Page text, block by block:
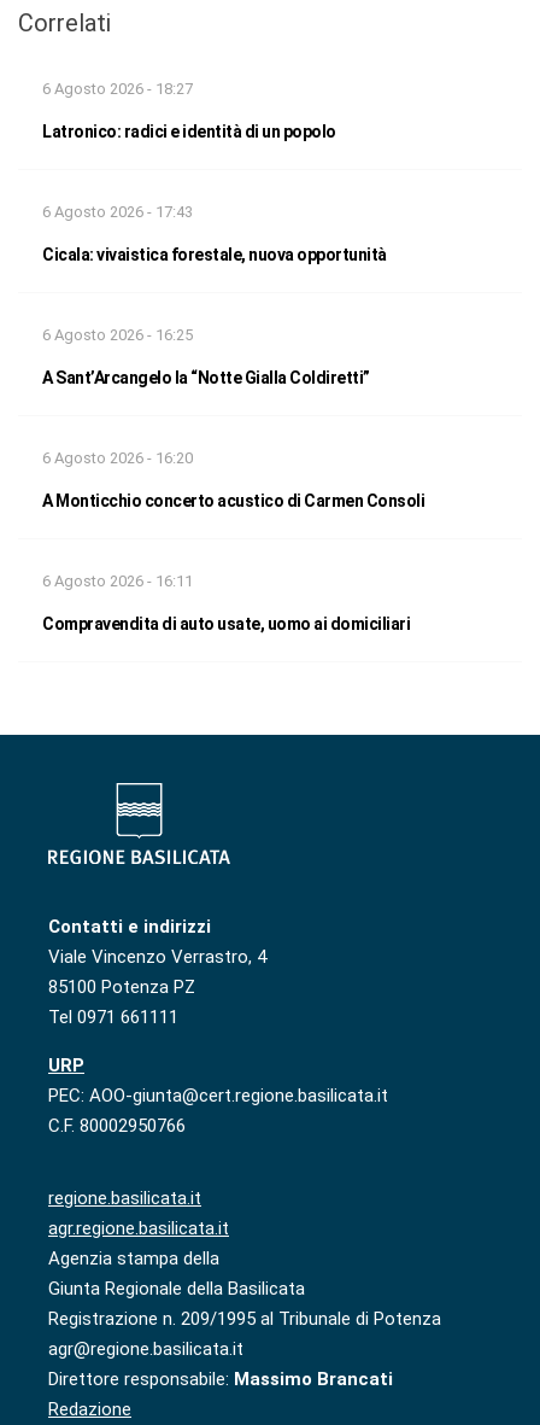
Correlati
6 Agosto 2026 - 18:27
Latronico: radici e identità di un popolo
6 Agosto 2026 - 17:43
Cicala: vivaistica forestale, nuova opportunità
6 Agosto 2026 - 16:25
A Sant’Arcangelo la “Notte Gialla Coldiretti”
6 Agosto 2026 - 16:20
A Monticchio concerto acustico di Carmen Consoli
6 Agosto 2026 - 16:11
Compravendita di auto usate, uomo ai domiciliari
Contatti e indirizzi
Viale Vincenzo Verrastro, 4
85100 Potenza PZ
Tel 0971 661111
URP
PEC: AOO-giunta@cert.regione.basilicata.it
C.F. 80002950766
regione.basilicata.it
agr.regione.basilicata.it
Agenzia stampa della
Giunta Regionale della Basilicata
Registrazione n. 209/1995 al Tribunale di Potenza
agr@regione.basilicata.it
Direttore responsabile: Massimo Brancati
Redazione